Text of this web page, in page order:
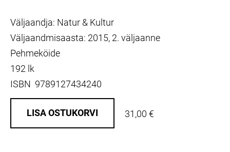
Väljaandja: Natur & Kultur
Väljaandmisaasta: 2015, 2. väljaanne
Pehmeköide
192 lk
ISBN 9789127434240
LISA OSTUKORVI 31,00 €